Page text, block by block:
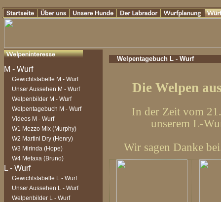
Gewichtstabelle M - Wurf
Unser Aussehen M - Wurf
Welpenbilder M - Wurf
Welpentagebuch M - Wurf
Videos M - Wurf
W1 Mezzo Mix (Murphy)
W2 Martini Dry (Henry)
W3 Mirinda (Hope)
W4 Metaxa (Bruno)
Gewichtstabelle L - Wurf
Unser Aussehen L - Wurf
Welpenbilder L - Wurf
Welpentagebuch L - Wurf
Die Welpen
In der Zeit vom
unserem L-
Wir sagen Danke